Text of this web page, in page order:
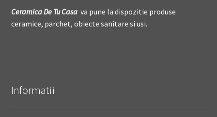
Ceramica DeTu Casava pune la dispozitie produse
ceramice, parchet, obiecte sanitare si usi.
Informatii